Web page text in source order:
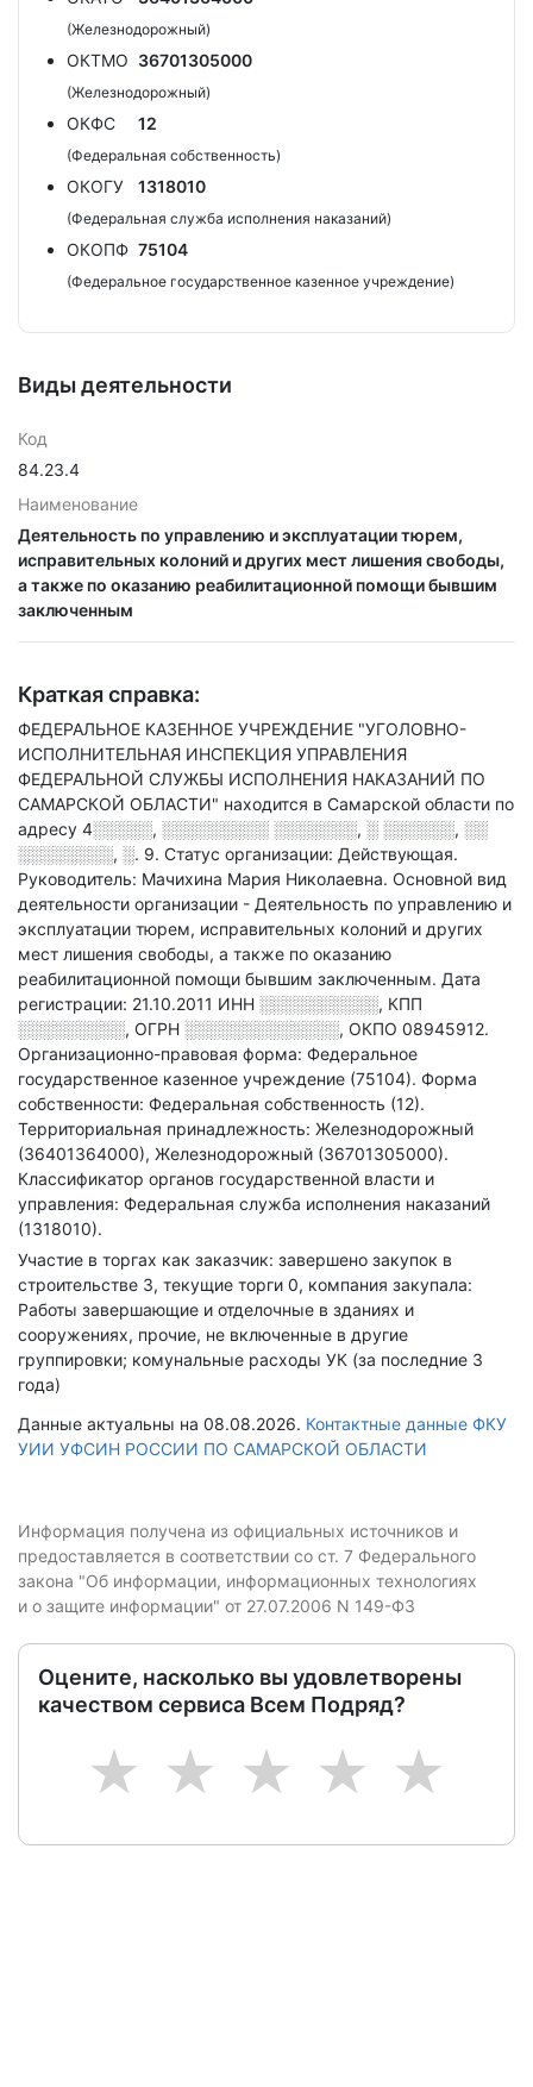
(Железнодорожный)
ОКТМО 36701305000
(Железнодорожный)
ОКФС 12
(Федеральная собственность)
ОКОГУ 1318010
(Федеральная служба исполнения наказаний)
ОКОПФ 75104
(Федеральное государственное казенное учреждение)
Виды деятельности
Код
84.23.4
Наименование
Деятельность по управлению и эксплуатации тюрем,
исправительных колоний и других мест лишения свободы,
а также по оказанию реабилитационной помощи бывшим
заключенным
Краткая справка:
ФЕДЕРАЛЬНОЕ КАЗЕННОЕ УЧРЕЖДЕНИЕ "УГОЛОВНО-
ИСПОЛНИТЕЛЬНАЯ ИНСПЕКЦИЯ УПРАВЛЕНИЯ
ФЕДЕРАЛЬНОЙ СЛУЖБЫ ИСПОЛНЕНИЯ НАКАЗАНИЙ ПО
САМАРСКОЙ ОБЛАСТИ" находится в Самарской области по
адресу 4░░░░░, ░░░░░░░░░ ░░░░░░░, ░ ░░░░░░, ░░
░░░░░░░░, ░. 9. Статус организации: Действующая.
Руководитель: Мачихина Мария Николаевна. Основной вид
деятельности организации - Деятельность по управлению и
эксплуатации тюрем, исправительных колоний и других
мест лишения свободы, а также по оказанию
реабилитационной помощи бывшим заключенным. Дата
регистрации: 21.10.2011 ИНН ░░░░░░░░░░, КПП
░░░░░░░░░, ОГРН ░░░░░░░░░░░░░, ОКПО 08945912.
Организационно-правовая форма: Федеральное
государственное казенное учреждение (75104). Форма
собственности: Федеральная собственность (12).
Территориальная принадлежность: Железнодорожный
(36401364000), Железнодорожный (36701305000).
Классификатор органов государственной власти и
управления: Федеральная служба исполнения наказаний
(1318010).
Участие в торгах как заказчик: завершено закупок в
строительстве 3, текущие торги 0, компания закупала:
Работы завершающие и отделочные в зданиях и
сооружениях, прочие, не включенные в другие
группировки; комунальные расходы УК (за последние 3
года)
Данные актуальны на 08.08.2026. Контактные данные ФКУ
УИИ УФСИН РОССИИ ПО САМАРСКОЙ ОБЛАСТИ
Информация получена из официальных источников и
предоставляется в соответствии со ст. 7 Федерального
закона "Об информации, информационных технологиях
и о защите информации" от 27.07.2006 N 149-ФЗ
Оцените, насколько вы удовлетворены
качеством сервиса Всем Подряд?
5
4
3
2
1